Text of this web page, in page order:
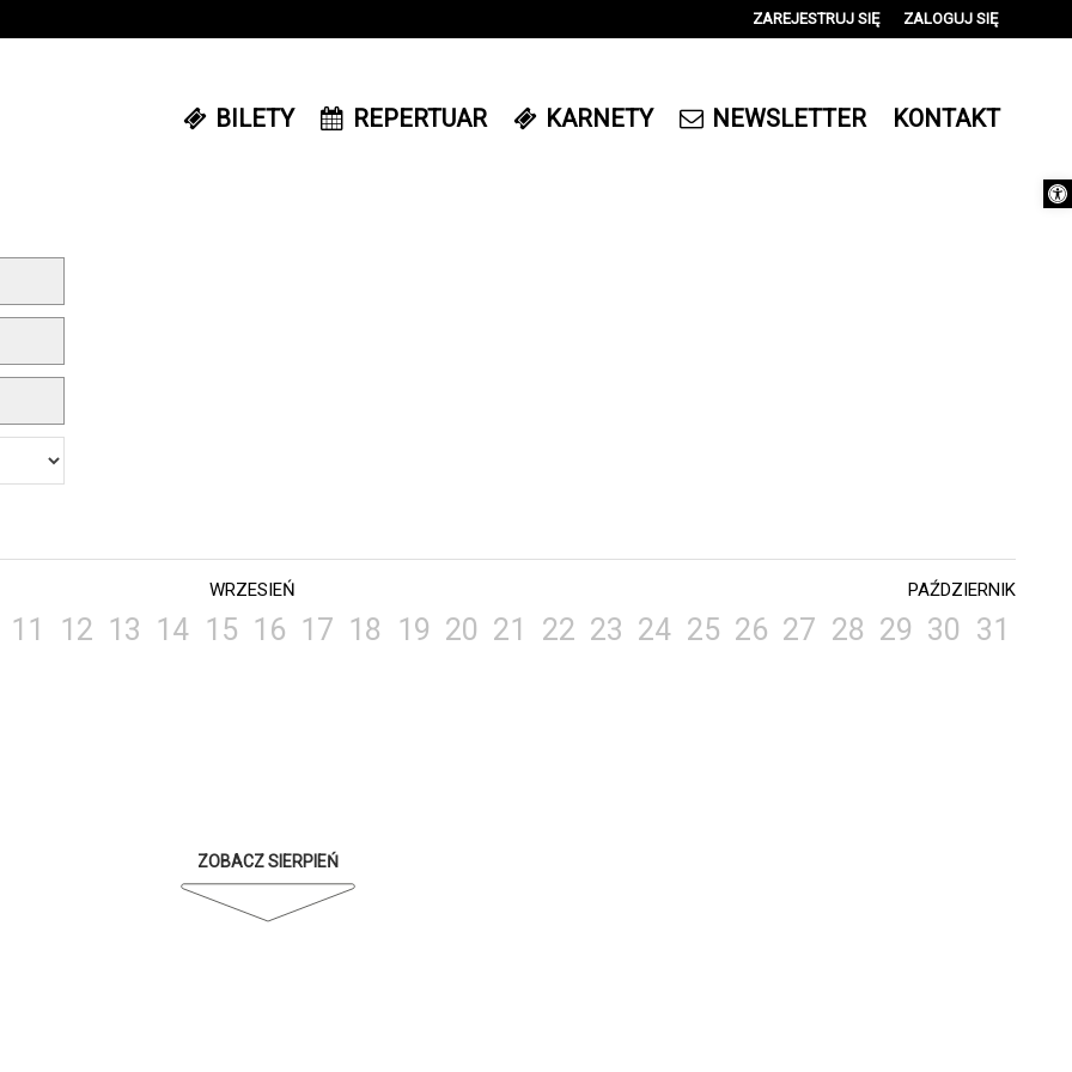
ZAREJESTRUJ SIĘ ZALOGUJ SIĘ
14
BILETY REPERTUAR KARNETY NEWSLETTER KONTAKT
WRZESIEŃ PAŹDZIERNIK
11 12 13 14 15 16 17 18 19 20 21 22 23 24 25 26 27 28 29 30 31
ZOBACZ SIERPIEŃ